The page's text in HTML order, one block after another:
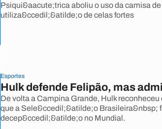
Psiqui&aacute;trica aboliu o uso da camisa
utiliza&ccedil;&atilde;o de celas fortes
Esportes
Hulk defende Felipão, mas
De volta a Campina Grande, Hulk
que a Sele&ccedil;&atilde;o Brasileira&nbsp;
decep&ccedil;&atilde;o no Mundial.